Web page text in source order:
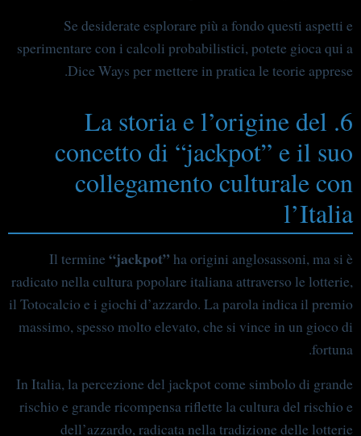
Se desiderate esplorare più a fondo questi aspetti e
sperimentare con i calcoli probabilistici, potete gioca qui a
Dice Ways per mettere in pratica le teorie apprese.
6. La storia e l’origine del
concetto di “jackpot” e il suo
collegamento culturale con
l’Italia
Il termine “jackpot” ha origini anglosassoni, ma si è
radicato nella cultura popolare italiana attraverso le lotterie,
il Totocalcio e i giochi d’azzardo. La parola indica il premio
massimo, spesso molto elevato, che si vince in un gioco di
fortuna.
In Italia, la percezione del jackpot come simbolo di grande
rischio e grande ricompensa riflette la cultura del rischio e
dell’azzardo, radicata nella tradizione delle lotterie